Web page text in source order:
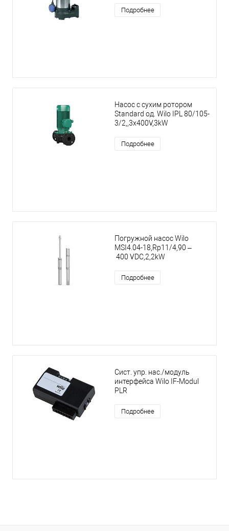
Подробнее
Насос с сухим ротором
Standard од. Wilo IPL 80/105-
3/2,,3x400V,3kW
Подробнее
Погружной насос Wilo
MSI4.04-18,Rp11/4,90 –
400 VDC,2,2kW
Подробнее
Сист. упр. нас./модуль
интерфейса Wilo IF-Modul
PLR
Подробнее